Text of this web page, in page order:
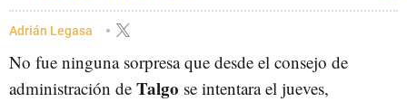
Adrián Legasa
No fue ninguna sorpresa que desde el consejo de
administración de Talgo se intentara el jueves,